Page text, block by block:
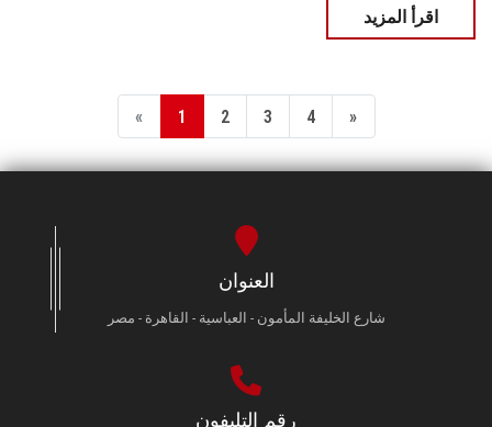
اقرأ المزيد
« 1 2 3 4 »
العنوان
شارع الخليفة المأمون - العباسية - القاهرة - مصر
رقم التليفون